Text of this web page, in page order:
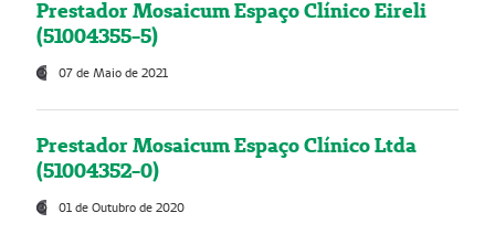
Prestador Mosaicum Espaço Clínico Eireli
(51004355-5)
07 de Maio de 2021
Prestador Mosaicum Espaço Clínico Ltda
(51004352-0)
01 de Outubro de 2020